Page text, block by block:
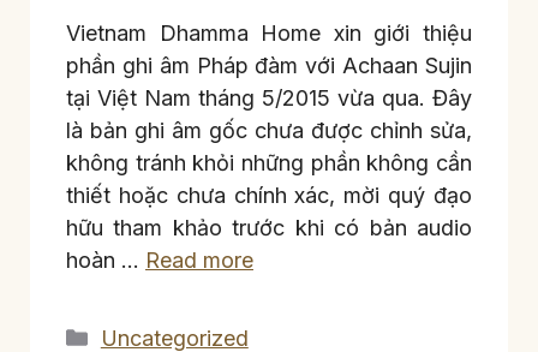
Vietnam Dhamma Home xin giới thiệu
phần ghi âm Pháp đàm với Achaan Sujin
tại Việt Nam tháng 5/2015 vừa qua. Đây
là bản ghi âm gốc chưa được chỉnh sửa,
không tránh khỏi những phần không cần
thiết hoặc chưa chính xác, mời quý đạo
hữu tham khảo trước khi có bản audio
hoàn … Read more
Categories
Uncategorized